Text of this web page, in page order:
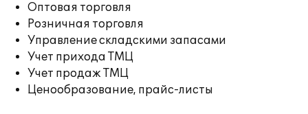
Оптовая торговля
Розничная торговля
Управление складскими запасами
Учет прихода ТМЦ
Учет продаж ТМЦ
Ценообразование, прайс-листы